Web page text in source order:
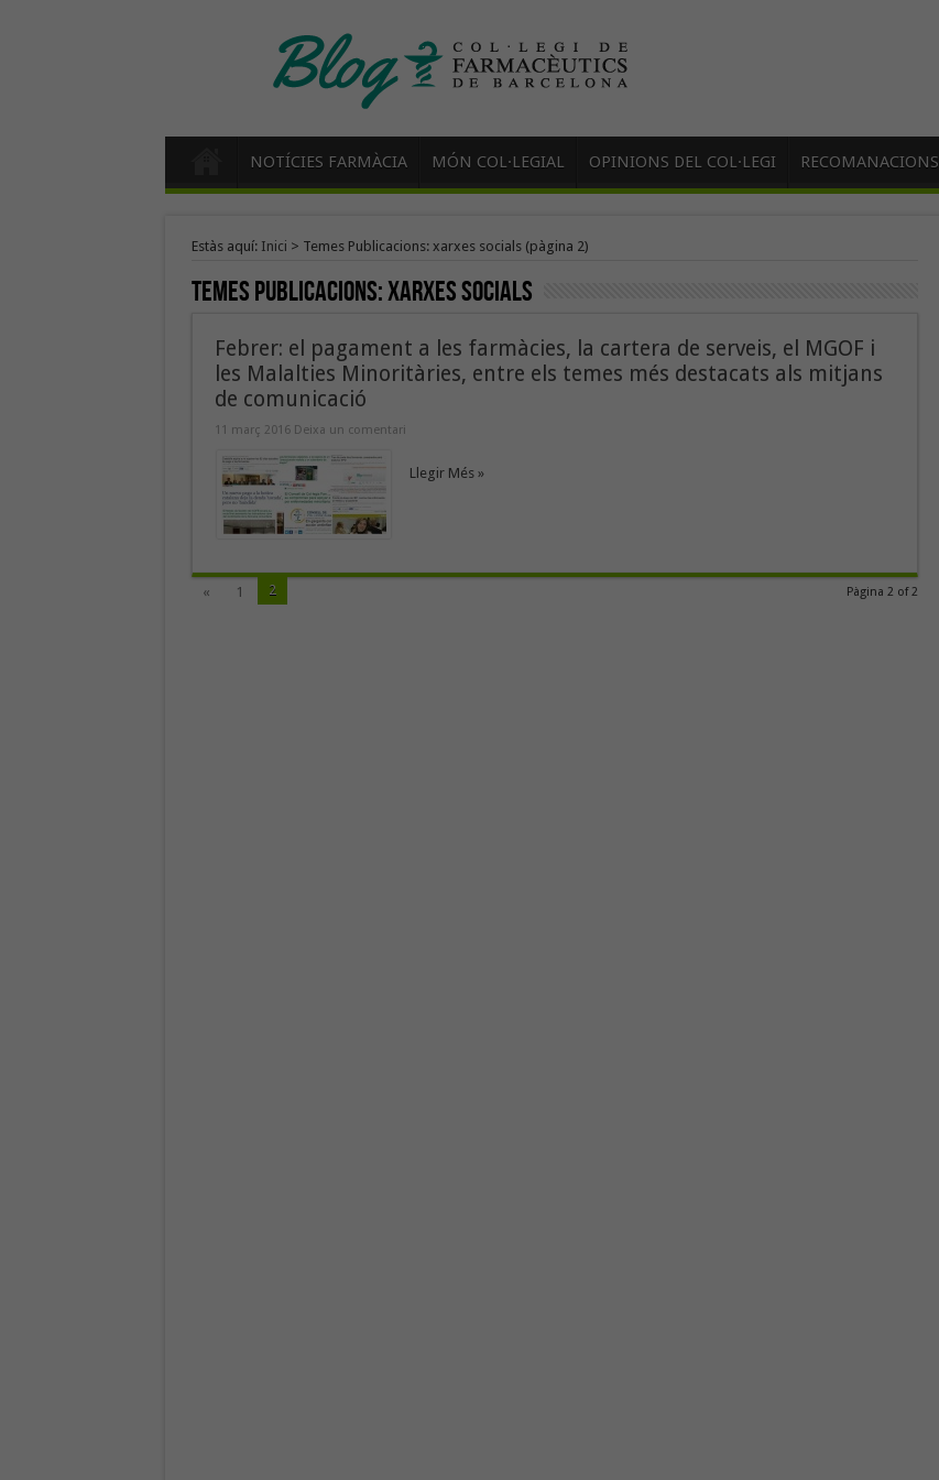
NOTÍCIES FARMÀCIA MÓN COL·LEGIAL OPINIONS DEL COL·LEGI RECOMANACIONS
Estàs aquí: Inici > Temes Publicacions: xarxes socials(pàgina 2)
Temes Publicacions:xarxes socials
Febrer: el pagament a les farmàcies, la cartera de serveis, el MGOF i
les Malalties Minoritàries, entre els temes més destacats als mitjans
de comunicació
11 març 2016 Deixa un comentari
Llegir Més »
Pàgina 2 of 2
« 1 2